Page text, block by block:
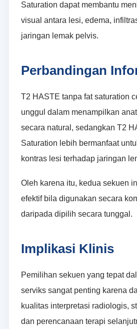
Saturation dapat membantu
visual antara lesi, edema,
jaringan lemak pelvis.
Perbandingan
T2 HASTE tanpa fat saturation
unggul dalam menampilkan
secara natural, sedangkan T2
Saturation lebih bermanfaat
kontras lesi terhadap jaringan
Oleh karena itu, kedua sekuen
efektif bila digunakan secara
daripada dipilih secara tunggal.
Implikasi Klinis
Pemilihan sekuen yang tepat
serviks sangat penting karena
kualitas interpretasi radiologis,
dan perencanaan terapi